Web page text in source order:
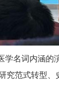
名词内涵的
究范式转型、